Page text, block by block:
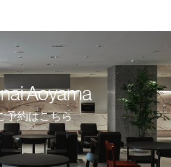
Aoyama
予約はこちら